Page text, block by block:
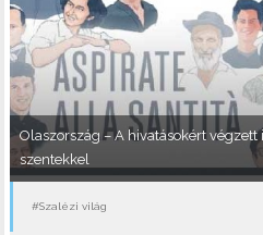
Olaszország – A hivatásokért
szentekkel
#Szalézi világ